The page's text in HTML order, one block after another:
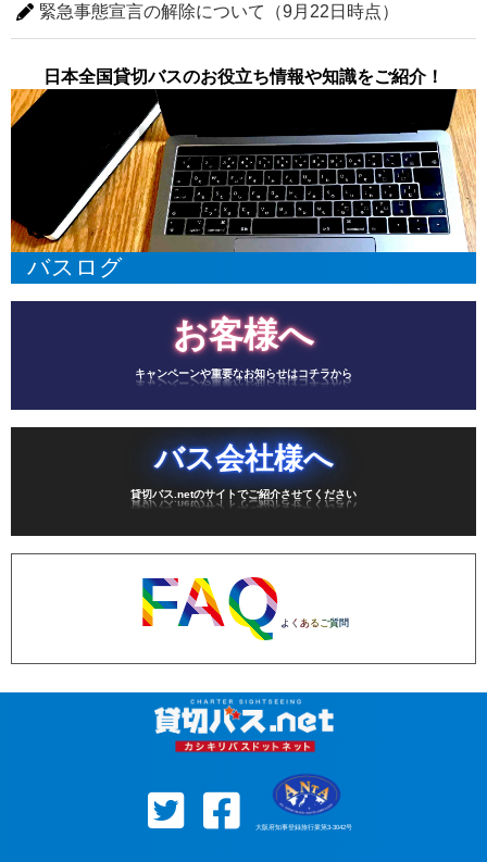
緊急事態宣言の解除について（9月22日時点）
日本全国貸切バスのお役立ち情報や知識をご紹介！
バスログ
お客様へ
キャンペーンや重要なお知らせはコチラから
バス会社様へ
貸切バス.netのサイトでご紹介させてください
FAQ よくあるご質問
大阪府知事登録旅行業第3-3042号